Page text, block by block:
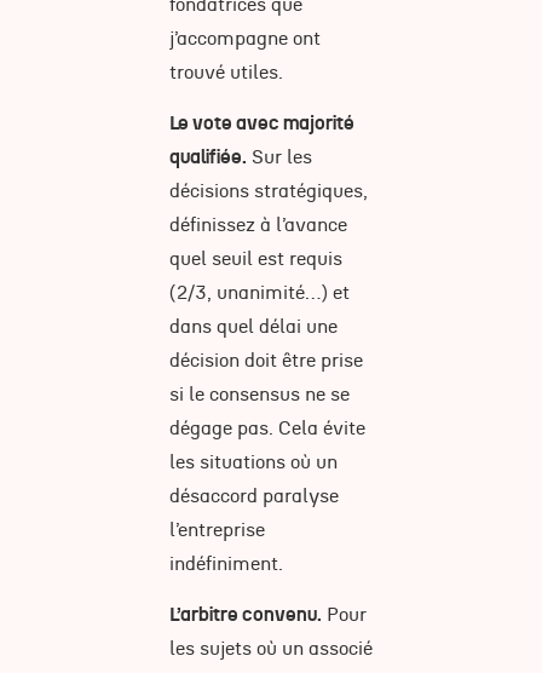
fondatrices que
j’accompagne ont
trouvé utiles.
Le vote avec majorité
qualifiée. Sur les
décisions stratégiques,
définissez à l’avance
quel seuil est requis
(2/3, unanimité…) et
dans quel délai une
décision doit être prise
si le consensus ne se
dégage pas. Cela évite
les situations où un
désaccord paralyse
l’entreprise
indéfiniment.
L’arbitre convenu. Pour
les sujets où un associé